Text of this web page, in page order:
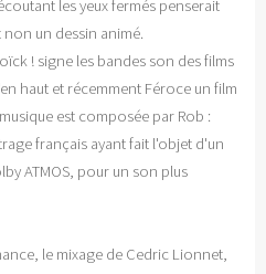
les yeux fermés penserait
un dessin animé.
! signe les bandes son des films
haut et récemment Féroce un film
est composée par Rob :
français ayant fait l'objet d'un
ATMOS, pour un son plus
le mixage de Cedric Lionnet,